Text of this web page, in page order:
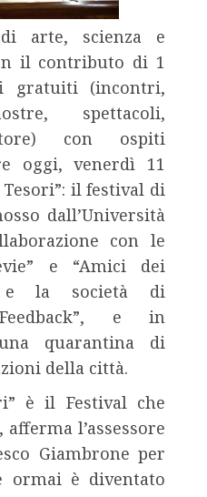
arte, scienza e
il contributo di 1
gratuiti (incontri,
spettacoli,
con ospiti
oggi, venerdì 11
il festival di
dall’Università
con le
e “Amici dei
e la società di
e in
quarantina di
della città.
è il Festival che
l’assessore
Giambrone per
ormai è diventato